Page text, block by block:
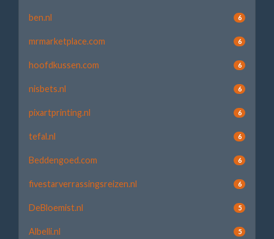
ben.nl 6
mrmarketplace.com 6
hoofdkussen.com 6
nisbets.nl 6
pixartprinting.nl 6
tefal.nl 6
Beddengoed.com 6
fivestarverrassingsreizen.nl 6
DeBloemist.nl 5
Albelli.nl 5